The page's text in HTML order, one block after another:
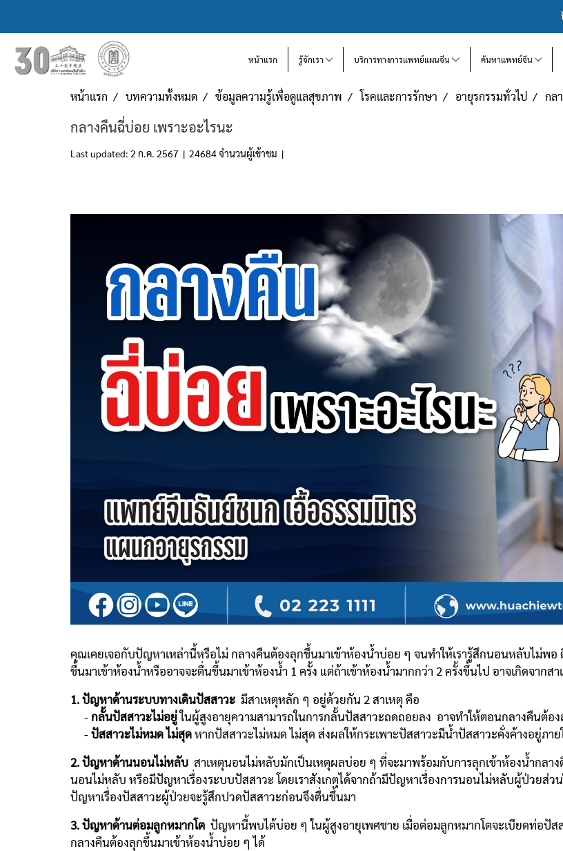
หน้าแรก รู้จักเรา บริการทางการแพทย์แผนจีน ค้นหาแพทย์จีน
หน้าแรก บทความทั้งหมด ข้อมูลความรู้เพื่อดูแลสุขภาพ โรคและการรักษา อายุรกรรมทั่วไป กล
กลางคืนฉี่บ่อย เพราะอะไรนะ
Last updated: 2 ก.ค. 2567 | 24684 จำนวนผู้เข้าชม |
คุณเคยเจอกับปัญหาเหล่านี้หรือไม่ กลางคืนต้องลุกขึ้นมาเข้าห้องน้ำบ่อย ๆ จนทำให้เรารู้สึกนอนหลับไม่
ขึ้นมาเข้าห้องน้ำหรืออาจจะตื่นขึ้นมาเข้าห้องน้ำ 1 ครั้ง แต่ถ้าเข้าห้องน้ำมากกว่า 2 ครั้งขึ้นไป อาจเกิดจากสา
1. ปัญหาด้านระบบทางเดินปัสสาวะ มีสาเหตุหลัก ๆ อยู่ด้วยกัน 2 สาเหตุ คือ
-กลั้นปัสสาวะไม่อยู่ในผู้สูงอายุความสามารถในการกลั้นปัสสาวะถดถอยลง อาจทำให้ตอนกลางคืนต้อ
-ปัสสาวะไม่หมด ไม่สุดหากปัสสาวะไม่หมด ไม่สุด ส่งผลให้กระเพาะปัสสาวะมีน้ำปัสสาวะคั่งค้างอยู่ภาย
2. ปัญหาด้านนอนไม่หลับ สาเหตุนอนไม่หลับมักเป็นเหตุผลบ่อย ๆ ที่จะมาพร้อมกับการลุกเข้าห้องน้ำกล
นอนไม่หลับ หรือมีปัญหาเรื่องระบบปัสสาวะ โดยเราสังเกตุได้จากถ้ามีปัญหาเรื่องการนอนไม่หลับผู้ป่วยส่
ปัญหาเรื่องปัสสาวะผู้ป่วยจะรู้สึกปวดปัสสาวะก่อนจึงตื่นขึ้นมา
3. ปัญหาด้านต่อมลูกหมากโต ปัญหานี้พบได้บ่อย ๆ ในผู้สูงอายุเพศชาย เมื่อต่อมลูกหมากโตจะเบียดท่อปั
กลางคืนต้องลุกขึ้นมาเข้าห้องน้ำบ่อย ๆ ได้